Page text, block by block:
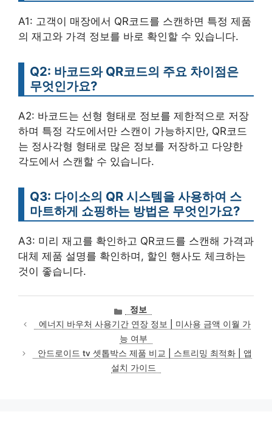
A1: 고객이 매장에서 QR코드를 스캔하면 특정 제품
의 재고와 가격 정보를 바로 확인할 수 있습니다.
Q2: 바코드와 QR코드의 주요 차이점은
무엇인가요?
A2: 바코드는 선형 형태로 정보를 제한적으로 저장
하며 특정 각도에서만 스캔이 가능하지만, QR코드
는 정사각형 형태로 많은 정보를 저장하고 다양한
각도에서 스캔할 수 있습니다.
Q3: 다이소의 QR 시스템을 사용하여 스
마트하게 쇼핑하는 방법은 무엇인가요?
A3: 미리 재고를 확인하고 QR코드를 스캔해 가격과
대체 제품 설명를 확인하며, 할인 행사도 체크하는
것이 좋습니다.
카
테
고
리
정보
에너지 바우처 사용기간 연장 정보 | 미사용 금액 이월 가
능 여부
안드로이드 tv 셋톱박스 제품 비교 | 스트리밍 최적화 | 앱
설치 가이드